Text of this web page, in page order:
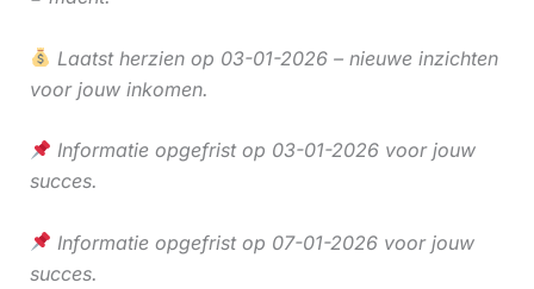
Laatst herzien op 03-01-2026 – nieuwe inzichten
voor jouw inkomen.
Informatie opgefrist op 03-01-2026 voor jouw
succes.
Informatie opgefrist op 07-01-2026 voor jouw
succes.